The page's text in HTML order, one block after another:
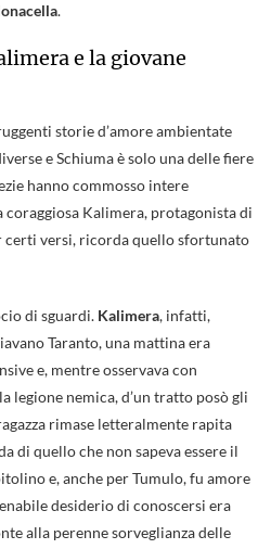
.
e la giovane
storie d’amore ambientate
e Schiuma è solo una delle fiere
hanno commosso intere
coraggiosa Kalimera, protagonista di
certi versi, ricorda quello sfortunato
di sguardi. Kalimera, infatti,
Taranto, una mattina era
e, mentre osservava con
legione nemica, d’un tratto posò gli
rimase letteralmente rapita
di quello che non sapeva essere il
e, anche per Tumulo, fu amore
desiderio di conoscersi era
alla perenne sorveglianza delle